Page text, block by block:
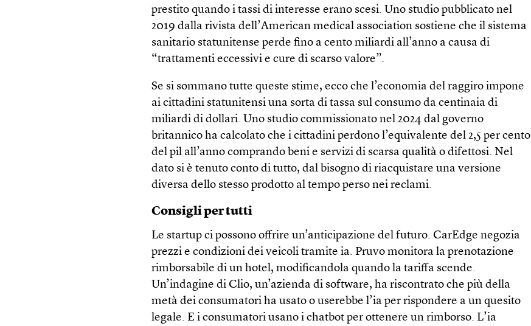
prestito quando i tassi di interesse erano scesi. Uno studio pubblicato nel
2019 dalla rivista dell’American medical association sostiene che il sistema
sanitario statunitense perde fino a cento miliardi all’anno a causa di
“trattamenti eccessivi e cure di scarso valore”.
Se si sommano tutte queste stime, ecco che l’economia del raggiro impone
ai cittadini statunitensi una sorta di tassa sul consumo da centinaia di
miliardi di dollari. Uno studio commissionato nel 2024 dal governo
britannico ha calcolato che i cittadini perdono l’equivalente del 2,5 per cento
del pil all’anno comprando beni e servizi di scarsa qualità o difettosi. Nel
dato si è tenuto conto di tutto, dal bisogno di riacquistare una versione
diversa dello stesso prodotto al tempo perso nei reclami.
Consigli per tutti
Le startup ci possono offrire un’anticipazione del futuro. CarEdge negozia
prezzi e condizioni dei veicoli tramite ia. Pruvo monitora la prenotazione
rimborsabile di un hotel, modificandola quando la tariffa scende.
Un’indagine di Clio, un’azienda di soft­ware, ha riscontrato che più della
metà dei consumatori ha usato o userebbe l’ia per rispondere a un quesito
legale. E i consumatori usano i chatbot per ottenere un rimborso. L’ia